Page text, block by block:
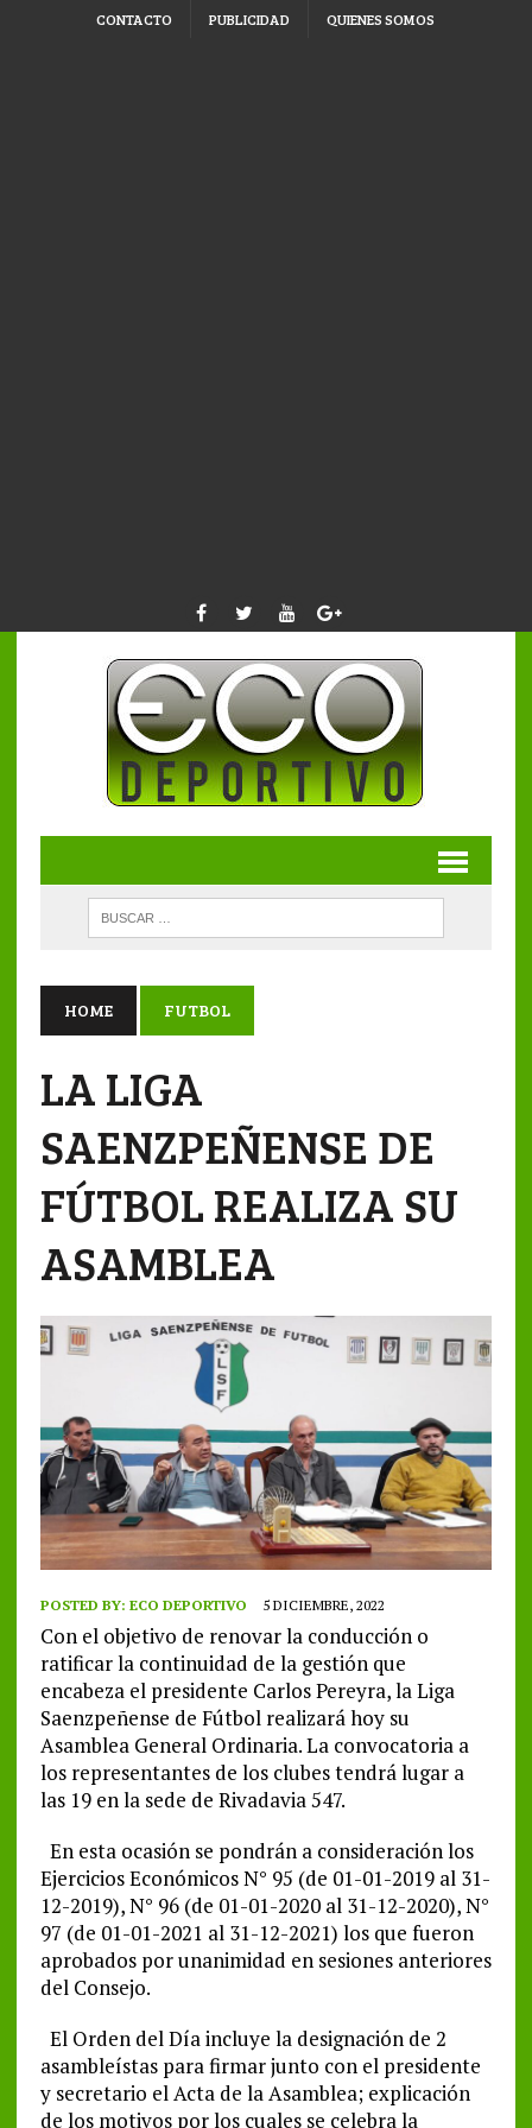
CONTACTO PUBLICIDAD QUIENES SOMOS
HOME FUTBOL
LA LIGA
SAENZPEÑENSE DE
FÚTBOL REALIZA SU
ASAMBLEA
POSTED BY: ECO DEPORTIVO 5 DICIEMBRE, 2022
Con el objetivo de renovar la conducción o
ratificar la continuidad de la gestión que
encabeza el presidente Carlos Pereyra, la Liga
Saenzpeñense de Fútbol realizará hoy su
Asamblea General Ordinaria. La convocatoria a
los representantes de los clubes tendrá lugar a
las 19 en la sede de Rivadavia 547.
En esta ocasión se pondrán a consideración los
Ejercicios Económicos N° 95 (de 01-01-2019 al 31-
12-2019), N° 96 (de 01-01-2020 al 31-12-2020), N°
97 (de 01-01-2021 al 31-12-2021) los que fueron
aprobados por unanimidad en sesiones anteriores
del Consejo.
El Orden del Día incluye la designación de 2
asambleístas para firmar junto con el presidente
y secretario el Acta de la Asamblea; explicación
de los motivos por los cuales se celebra la